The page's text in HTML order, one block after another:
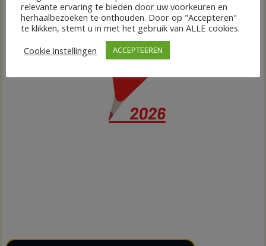
relevante ervaring te bieden door uw voorkeuren en
herhaalbezoeken te onthouden. Door op "Accepteren"
te klikken, stemt u in met het gebruik van ALLE cookies.
Cookie instellingen
ACCEPTEEREN